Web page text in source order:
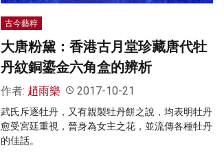
古今藝粹
大唐粉黛：香港古月堂珍藏唐代牡
丹紋銅鎏金六角盒的辨析
作者: 趙雨樂 2017-10-21
武氏斥逐牡丹，又有親製牡丹餅之說，均表明牡丹
愈受宮廷重視，晉身為女主之花，並流傳各種牡丹
的佳話。